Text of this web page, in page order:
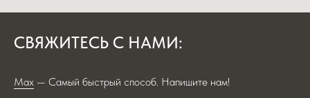
СВЯЖИТЕСЬ С НАМИ:
Max — Самый быстрый способ. Напишите нам!